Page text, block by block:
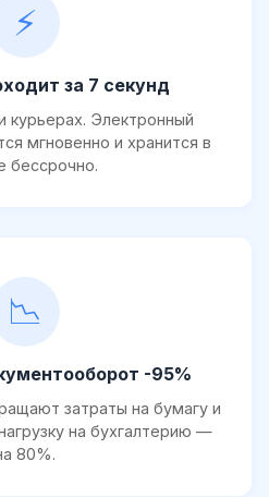
⚡
за 7 секунд
курьерах. Электронный
мгновенно и хранится в
бессрочно.
📉
-95%
затраты на бумагу и
на бухгалтерию —
80%.